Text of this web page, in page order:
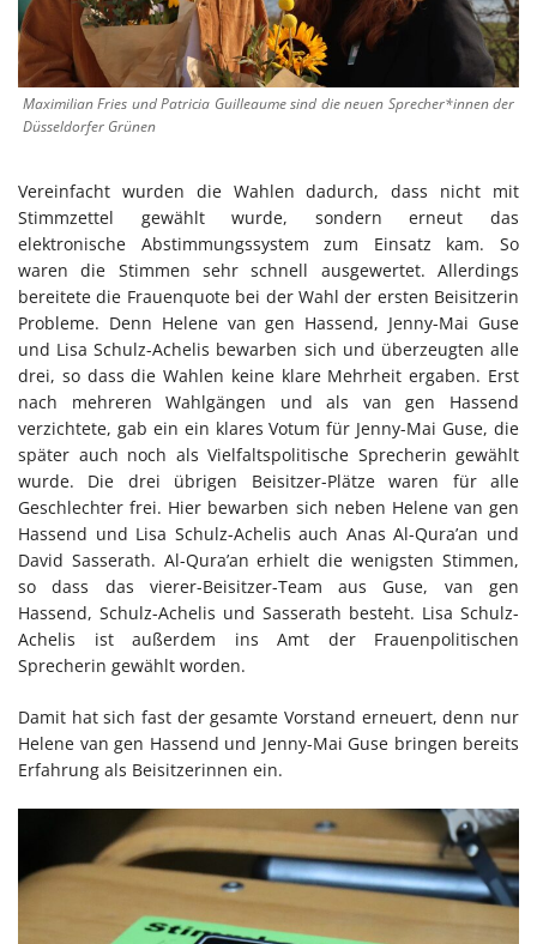
Maximilian Fries und Patricia Guilleaume sind die neuen Sprecher*innen der
Düsseldorfer Grünen
Vereinfacht wurden die Wahlen dadurch, dass nicht mit
Stimmzettel gewählt wurde, sondern erneut das
elektronische Abstimmungssystem zum Einsatz kam. So
waren die Stimmen sehr schnell ausgewertet. Allerdings
bereitete die Frauenquote bei der Wahl der ersten Beisitzerin
Probleme. Denn Helene van gen Hassend, Jenny-Mai Guse
und Lisa Schulz-Achelis bewarben sich und überzeugten alle
drei, so dass die Wahlen keine klare Mehrheit ergaben. Erst
nach mehreren Wahlgängen und als van gen Hassend
verzichtete, gab ein ein klares Votum für Jenny-Mai Guse, die
später auch noch als Vielfaltspolitische Sprecherin gewählt
wurde. Die drei übrigen Beisitzer-Plätze waren für alle
Geschlechter frei. Hier bewarben sich neben Helene van gen
Hassend und Lisa Schulz-Achelis auch Anas Al-Qura’an und
David Sasserath. Al-Qura’an erhielt die wenigsten Stimmen,
so dass das vierer-Beisitzer-Team aus Guse, van gen
Hassend, Schulz-Achelis und Sasserath besteht. Lisa Schulz-
Achelis ist außerdem ins Amt der Frauenpolitischen
Sprecherin gewählt worden.
Damit hat sich fast der gesamte Vorstand erneuert, denn nur
Helene van gen Hassend und Jenny-Mai Guse bringen bereits
Erfahrung als Beisitzerinnen ein.